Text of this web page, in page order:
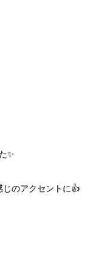
✨
のアクセントに👍